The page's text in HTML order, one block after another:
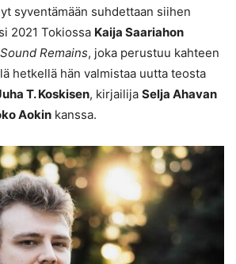
syventämään suhdettaan siihen
2021 Tokiossa Kaija Saariahon
Remains, joka perustuu kahteen
hetkellä hän valmistaa uutta teosta
T. Koskisen, kirjailija Selja Ahavan
Aokin kanssa.